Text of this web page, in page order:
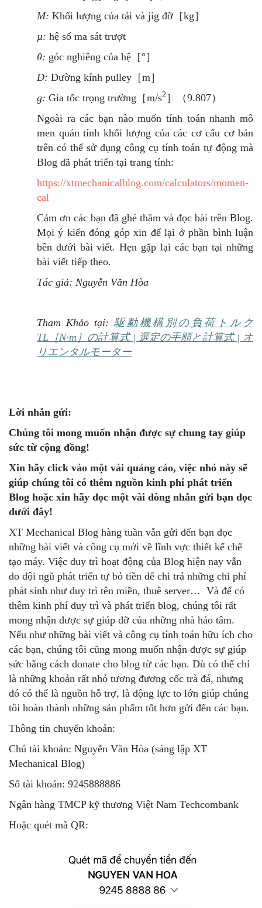
M: Khối lượng của tải và jig đỡ［kg］
µ: hệ số ma sát trượt
θ: góc nghiêng của hệ［°］
D: Đường kính pulley［m］
g: Gia tốc trọng trường［m/s2 ］（9.807）
Ngoài ra các bạn nào muốn tính toán nhanh mô
men quán tính khối lượng của các cơ cấu cơ bản
trên có thể sử dụng công cụ tính toán tự động mà
Blog đã phát triển tại trang tính:
https://xtmechanicalblog.com/calculators/momen-
cal
Cảm ơn các bạn đã ghé thăm và đọc bài trên Blog.
Mọi ý kiến đóng góp xin để lại ở phần bình luận
bên dưới bài viết. Hẹn gặp lại các bạn tại những
bài viết tiếp theo.
Tác giả: Nguyễn Văn Hòa
Tham Khảo tại: 駆動機構別の負荷トルク
TL［N·m］の計算式 | 選定の手順と計算式 | オ
リエンタルモーター
Lời nhắn gửi:
Chúng tôi mong muốn nhận được sự chung tay giúp
sức từ cộng đồng!
Xin hãy click vào một vài quảng cáo, việc nhỏ này sẽ
giúp chúng tôi có thêm nguồn kinh phí phát triển
Blog hoặc xin hãy đọc một vài dòng nhắn gửi bạn đọc
dưới đây!
XT Mechanical Blog hàng tuần vẫn gửi đến bạn đọc
những bài viết và công cụ mới về lĩnh vực thiết kế chế
tạo máy. Việc duy trì hoạt động của Blog hiện nay vẫn
do đội ngũ phát triển tự bỏ tiền để chi trả những chi phí
phát sinh như duy trì tên miền, thuê server… Và để có
thêm kinh phí duy trì và phát triển blog, chúng tôi rất
mong nhận được sự giúp đỡ của những nhà hảo tâm.
Nếu như những bài viết và công cụ tính toán hữu ích cho
các bạn, chúng tôi cũng mong muốn nhận được sự giúp
sức bằng cách donate cho blog từ các bạn. Dù có thể chỉ
là những khoản rất nhỏ tương đương cốc trà đá, nhưng
đó có thể là nguồn hỗ trợ, là động lực to lớn giúp chúng
tôi hoàn thành những sản phẩm tốt hơn gửi đến các bạn.
Thông tin chuyển khoản:
Chủ tài khoản: Nguyễn Văn Hòa (sáng lập XT
Mechanical Blog)
Số tài khoản: 9245888886
Ngân hàng TMCP kỹ thương Việt Nam Techcombank
Hoặc quét mã QR: